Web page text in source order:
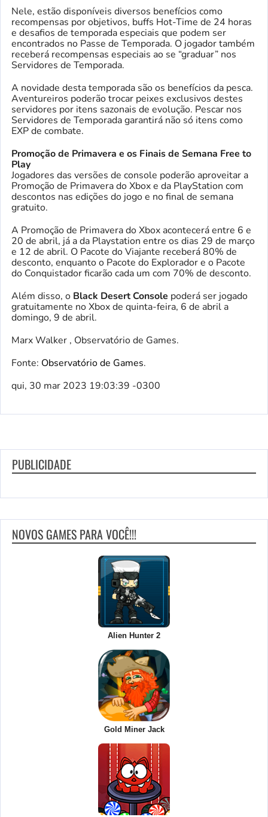
Nele, estão disponíveis diversos benefícios como
recompensas por objetivos, buffs Hot-Time de 24 horas
e desafios de temporada especiais que podem ser
encontrados no Passe de Temporada. O jogador também
receberá recompensas especiais ao se “graduar” nos
Servidores de Temporada.
A novidade desta temporada são os benefícios da pesca.
Aventureiros poderão trocar peixes exclusivos destes
servidores por itens sazonais de evolução. Pescar nos
Servidores de Temporada garantirá não só itens como
EXP de combate.
Promoção de Primavera e os Finais de Semana Free to
Play
Jogadores das versões de console poderão aproveitar a
Promoção de Primavera do Xbox e da PlayStation com
descontos nas edições do jogo e no final de semana
gratuito.
A Promoção de Primavera do Xbox acontecerá entre 6 e
20 de abril, já a da Playstation entre os dias 29 de março
e 12 de abril. O Pacote do Viajante receberá 80% de
desconto, enquanto o Pacote do Explorador e o Pacote
do Conquistador ficarão cada um com 70% de desconto.
Além disso, o Black Desert Console poderá ser jogado
gratuitamente no Xbox de quinta-feira, 6 de abril a
domingo, 9 de abril.
Marx Walker , Observatório de Games.
Fonte: Observatório de Games.
qui, 30 mar 2023 19:03:39 -0300
PUBLICIDADE
NOVOS GAMES PARA VOCÊ!!!
Alien Hunter 2
Gold Miner Jack